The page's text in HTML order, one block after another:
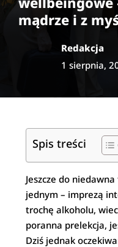
mądrze i z
Redakcja
1 sierpnia,
Spis treści
Jeszcze do
jednym – imprezą
trochę alkoholu,
poranna prelekcja,
Dziś jednak